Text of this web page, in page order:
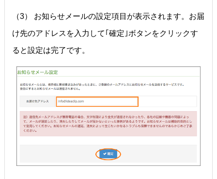
（3） お知らせメールの設定項目が表示されます。お届
け先のアドレスを入力して｢確定｣ボタンをクリックす
ると設定は完了です。